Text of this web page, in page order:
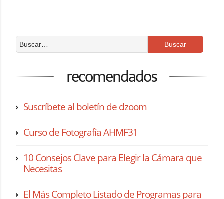
recomendados
Suscríbete al boletín de dzoom
Curso de Fotografía AHMF31
10 Consejos Clave para Elegir la Cámara que
Necesitas
El Más Completo Listado de Programas para